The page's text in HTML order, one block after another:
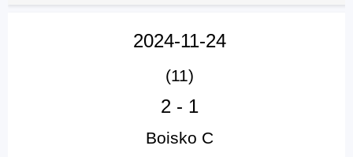
2024-11-24
(11)
2- 1
Boisko C